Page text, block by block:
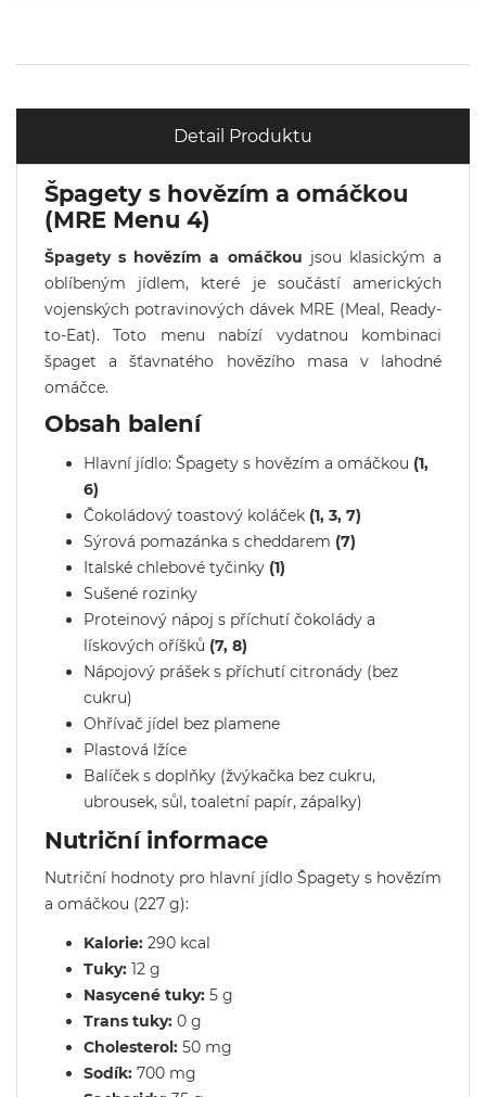
Detail Produktu
Špagety s hovězím a omáčkou
(MRE Menu 4)
Špagety s hovězím a omáčkou jsou klasickým a
oblíbeným jídlem, které je součástí amerických
vojenských potravinových dávek MRE (Meal, Ready-
to-Eat). Toto menu nabízí vydatnou kombinaci
špaget a šťavnatého hovězího masa v lahodné
omáčce.
Obsah balení
Hlavní jídlo: Špagety s hovězím a omáčkou (1,
6)
Čokoládový toastový koláček (1, 3, 7)
Sýrová pomazánka s cheddarem (7)
Italské chlebové tyčinky (1)
Sušené rozinky
Proteinový nápoj s příchutí čokolády a
lískových oříšků (7, 8)
Nápojový prášek s příchutí citronády (bez
cukru)
Ohřívač jídel bez plamene
Plastová lžíce
Balíček s doplňky (žvýkačka bez cukru,
ubrousek, sůl, toaletní papír, zápalky)
Nutriční informace
Nutriční hodnoty pro hlavní jídlo Špagety s hovězím
a omáčkou (227 g):
Kalorie: 290 kcal
Tuky: 12 g
Nasycené tuky: 5 g
Trans tuky: 0 g
Cholesterol: 50 mg
Sodík: 700 mg